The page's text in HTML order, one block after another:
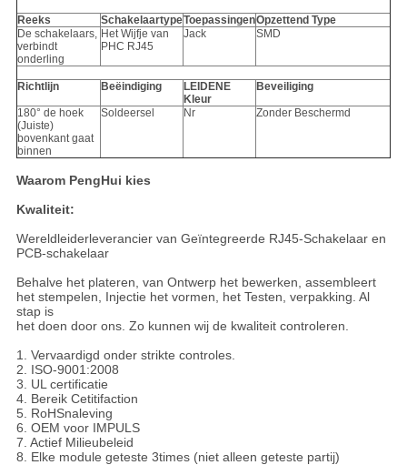
Reeks SchakelaartypeToepassingenOpzettend Type
De schakelaars,
verbindt
onderling
Het Wijfje van
PHC RJ45
Jack SMD
Richtlijn Beëindiging
LEIDENE
Kleur
Beveiliging
180° de hoek
(Juiste)
bovenkant gaat
binnen
Soldeersel Nr Zonder Beschermd
Waarom PengHui kies
Kwaliteit:
Wereldleiderleverancier van Geïntegreerde RJ45-Schakelaar en
PCB-schakelaar
Behalve het plateren, van Ontwerp het bewerken, assembleert
het stempelen, Injectie het vormen, het Testen, verpakking. Al
stap is
het doen door ons. Zo kunnen wij de kwaliteit controleren.
1. Vervaardigd onder strikte controles.
2. ISO-9001:2008
3. UL certificatie
4. Bereik Cetitifaction
5. RoHSnaleving
6. OEM voor IMPULS
7. Actief Milieubeleid
8. Elke module geteste 3times (niet alleen geteste partij)